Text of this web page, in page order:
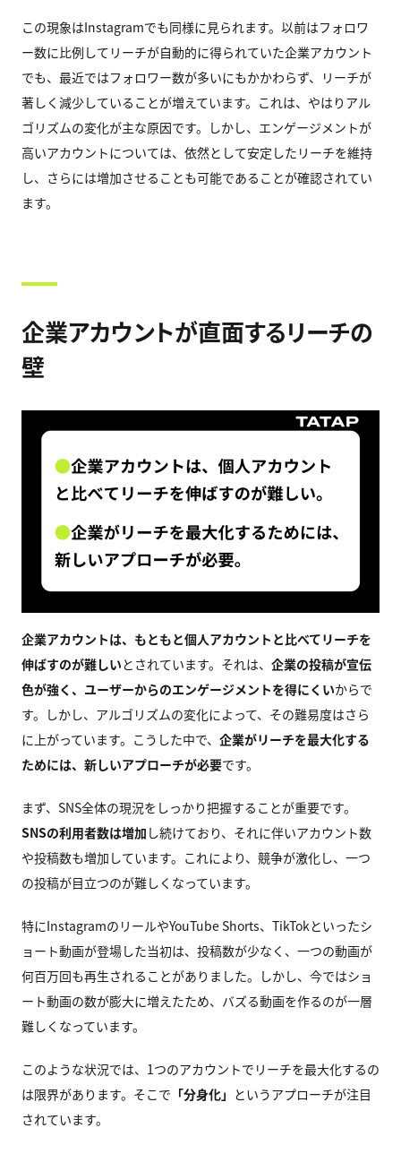
この現象はInstagramでも同様に見られます。以前はフォロワ
ー数に比例してリーチが自動的に得られていた企業アカウント
でも、最近ではフォロワー数が多いにもかかわらず、リーチが
著しく減少していることが増えています。これは、やはりアル
ゴリズムの変化が主な原因です。しかし、エンゲージメントが
高いアカウントについては、依然として安定したリーチを維持
し、さらには増加させることも可能であることが確認されてい
ます。
企業アカウントが直面するリーチの
壁
企業アカウントは、もともと個人アカウントと比べてリーチを
伸ばすのが難しい とされています。それは、 企業の投稿が宣伝
色が強く、ユーザーからのエンゲージメントを得にくいからで
す。しかし、アルゴリズムの変化によって、その難易度はさら
に上がっています。こうした中で、 企業がリーチを最大化する
ためには、新しいアプローチが必要です。
まず、SNS全体の現況をしっかり把握することが重要です。
SNSの利用者数は増加 し続けており、それに伴いアカウント数
や投稿数も増加しています。これにより、競争が激化し、一つ
の投稿が目立つのが難しくなっています。
特にInstagramのリールやYouTube Shorts、TikTokといったシ
ョート動画が登場した当初は、投稿数が少なく、一つの動画が
何百万回も再生されることがありました。しかし、今ではショ
ート動画の数が膨大に増えたため、バズる動画を作るのが一層
難しくなっています。
このような状況では、1つのアカウントでリーチを最大化するの
は限界があります。そこで 「分身化」 というアプローチが注目
されています。